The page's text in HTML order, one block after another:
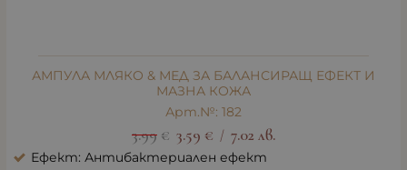
АМПУЛА МЛЯКО & МЕД ЗА БАЛАНСИРАЩ ЕФЕКТ И
МАЗНА КОЖА
Арт.№: 182
3.99 € 3.59 € / 7.02 лв.
Ефект: Антибактериален ефект